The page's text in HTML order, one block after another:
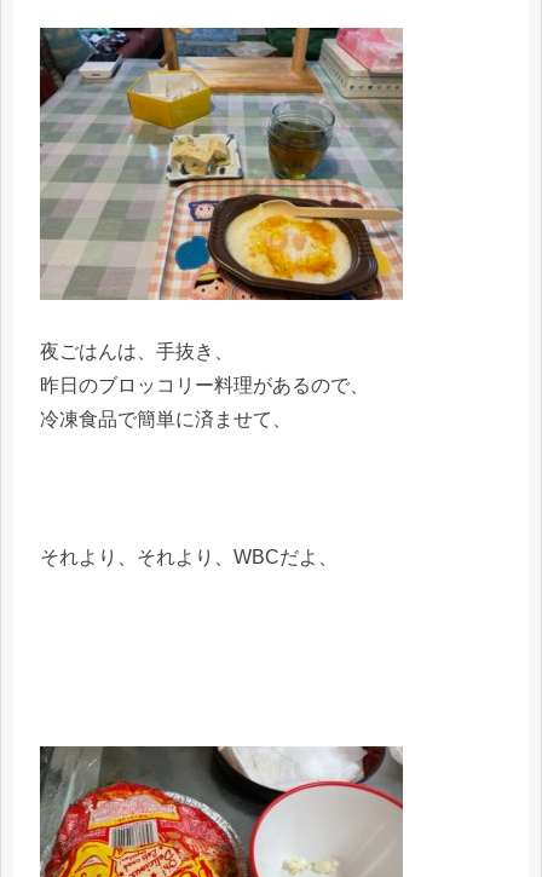
夜ごはんは、手抜き、
昨日のブロッコリー料理があるので、
冷凍食品で簡単に済ませて、
それより、それより、WBCだよ、